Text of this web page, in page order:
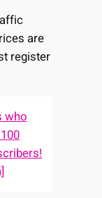
are
register
who